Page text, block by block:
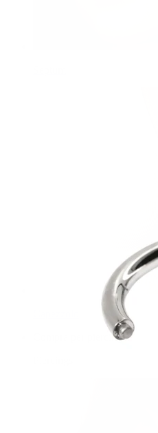
Compra per piercing